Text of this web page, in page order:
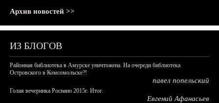
Архив новостей >>
ИЗ БЛОГОВ
Районная библиотека в Амурске уничтожена. На очереди библиотека
Островского в Комсомольске?!
павел попельский
Голая вечеринка Роснано 2015г. Итог.
Евгений Афанасьев